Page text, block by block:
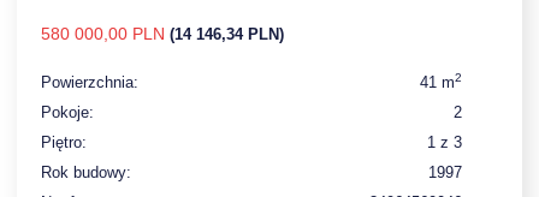
580 000,00 PLN (14 146,34 PLN)
Powierzchnia: 41 m2
Pokoje:
2
Piętro:
1 z 3
Rok budowy:
1997